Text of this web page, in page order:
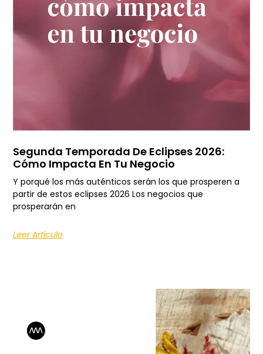
Segunda Temporada De Eclipses 2026:
Cómo Impacta En Tu Negocio
Y porqué los más auténticos serán los que prosperen a
partir de estos eclipses 2026 Los negocios que
prosperarán en
Leer Artículo